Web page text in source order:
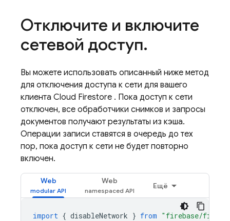
Отключите и включите
сетевой доступ.
Вы можете использовать описанный ниже метод
для отключения доступа к сети для вашего
клиента Cloud Firestore . Пока доступ к сети
отключен, все обработчики снимков и запросы
документов получают результаты из кэша.
Операции записи ставятся в очередь до тех
пор, пока доступ к сети не будет повторно
включен.
Web Web
Ещё
import { disableNetwork } from "firebase/